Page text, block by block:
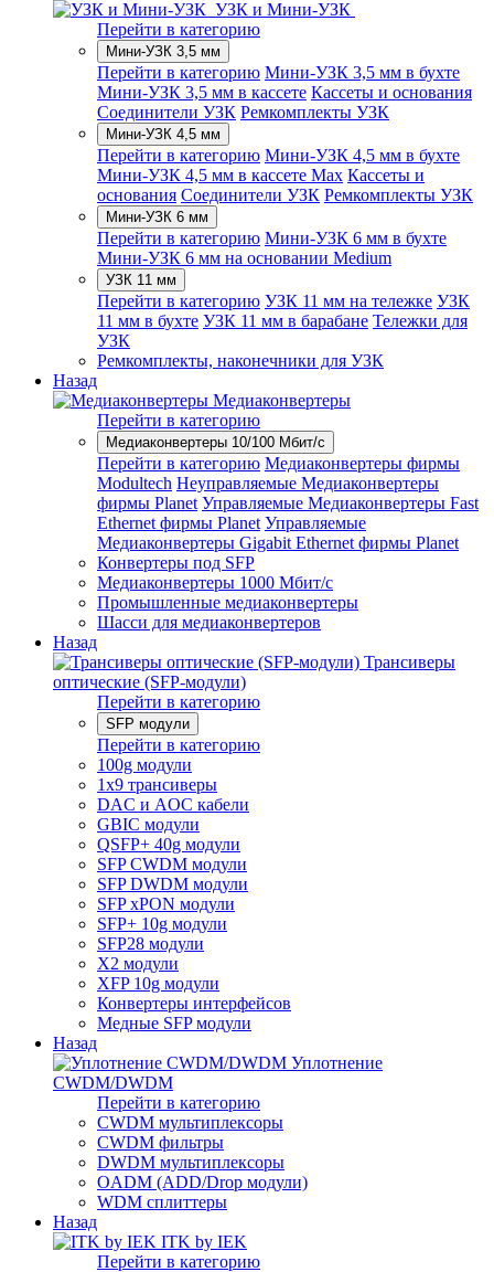
УЗК и Мини-УЗК
Перейти в категорию
Мини-УЗК 3,5 мм
Перейти в категорию Мини-УЗК 3,5 мм в бухте
Мини-УЗК 3,5 мм в кассете Кассеты и основания
Соединители УЗК Ремкомплекты УЗК
Мини-УЗК 4,5 мм
Перейти в категорию Мини-УЗК 4,5 мм в бухте
Мини-УЗК 4,5 мм в кассете Max Кассеты и
основания Соединители УЗК Ремкомплекты УЗК
Мини-УЗК 6 мм
Перейти в категорию Мини-УЗК 6 мм в бухте
Мини-УЗК 6 мм на основании Medium
УЗК 11 мм
Перейти в категорию УЗК 11 мм на тележке УЗК
11 мм в бухте УЗК 11 мм в барабане Тележки для
УЗК
Ремкомплекты, наконечники для УЗК
Назад
Медиаконвертеры
Перейти в категорию
Медиаконвертеры 10/100 Мбит/с
Перейти в категорию Медиаконвертеры фирмы
Modultech Неуправляемые Медиаконвертеры
фирмы Planet Управляемые Медиаконвертеры Fast
Ethernet фирмы Planet Управляемые
Медиаконвертеры Gigabit Ethernet фирмы Planet
Конвертеры под SFP
Медиаконвертеры 1000 Мбит/с
Промышленные медиаконвертеры
Шасси для медиаконвертеров
Назад
Трансиверы
оптические (SFP-модули)
Перейти в категорию
SFP модули
Перейти в категорию
100g модули
1x9 трансиверы
DAC и AOC кабели
GBIC модули
QSFP+ 40g модули
SFP CWDM модули
SFP DWDM модули
SFP xPON модули
SFP+ 10g модули
SFP28 модули
X2 модули
XFP 10g модули
Конвертеры интерфейсов
Медные SFP модули
Назад
Уплотнение
CWDM/DWDM
Перейти в категорию
CWDM мультиплексоры
CWDM фильтры
DWDM мультиплексоры
OADM (ADD/Drop модули)
WDM сплиттеры
Назад
ITK by IEK
Перейти в категорию